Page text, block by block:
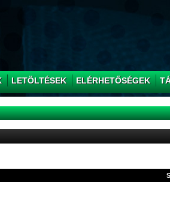
LETÖLTÉSEK ELÉRHETŐSÉGEK